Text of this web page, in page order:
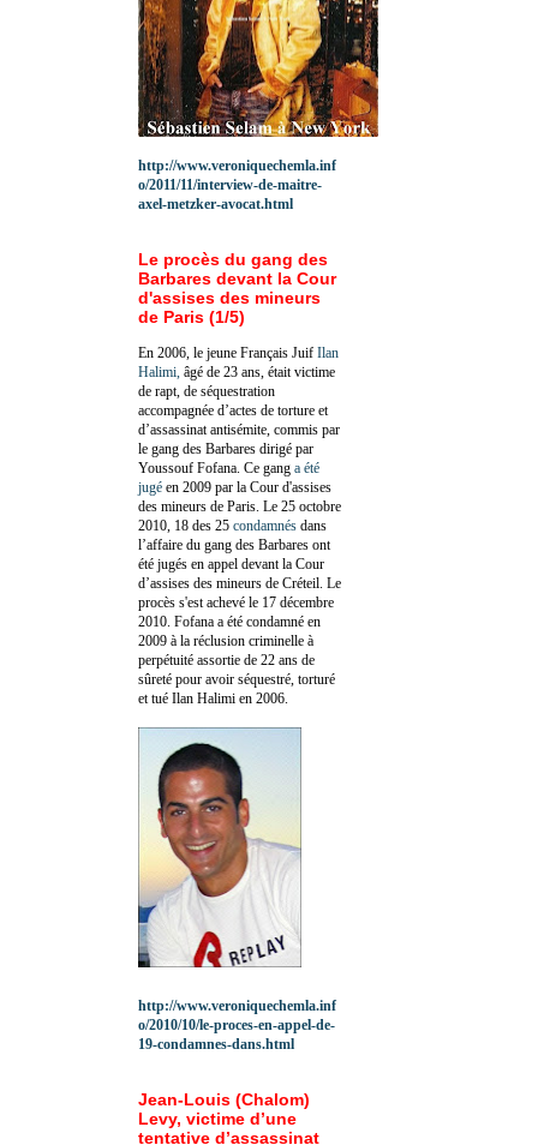
http://www.veroniquechemla.inf
o/2011/11/interview-de-maitre-
axel-metzker-avocat.html
Le procès du gang des
Barbares devant la Cour
d'assises des mineurs
de Paris (1/5)
En 2006, le jeune Français Juif Ilan
Halimi, âgé de 23 ans, était victime
de rapt, de séquestration
accompagnée d’actes de torture et
d’assassinat antisémite, commis par
le gang des Barbares dirigé par
Youssouf Fofana. Ce gang a été
jugé en 2009 par la Cour d'assises
des mineurs de Paris. Le 25 octobre
2010, 18 des 25 condamnés dans
l’affaire du gang des Barbares ont
été jugés en appel devant la Cour
d’assises des mineurs de Créteil. Le
procès s'est achevé le 17 décembre
2010. Fofana a été condamné en
2009 à la réclusion criminelle à
perpétuité assortie de 22 ans de
sûreté pour avoir séquestré, torturé
et tué Ilan Halimi en 2006.
http://www.veroniquechemla.inf
o/2010/10/le-proces-en-appel-de-
19-condamnes-dans.html
Jean-Louis (Chalom)
Levy, victime d’une
tentative d’assassinat